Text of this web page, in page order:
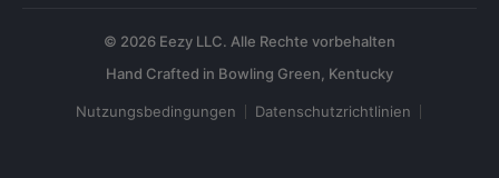
© 2026 Eezy LLC. Alle Rechte vorbehalten
Nutzungsbedingungen Datenschutzrichtlinien